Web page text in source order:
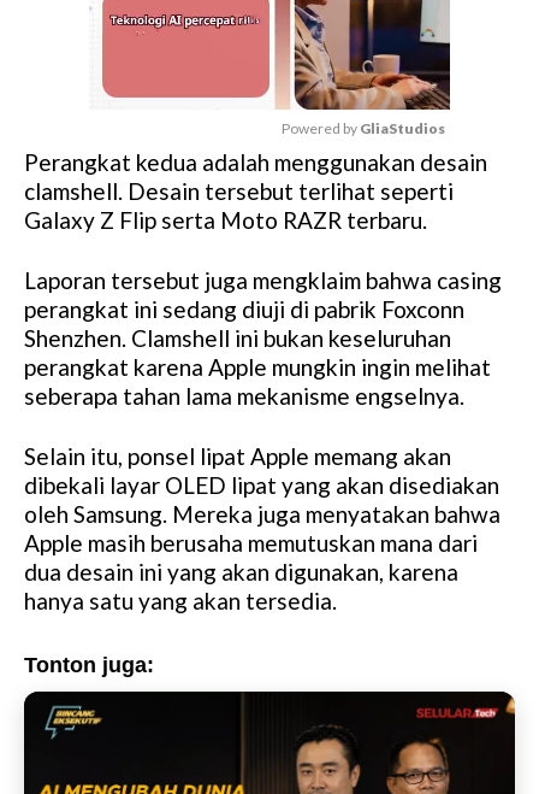
M
u
t
Powered by GliaStudios
Perangkat kedua adalah menggunakan desain
clamshell. Desain tersebut terlihat seperti
Galaxy Z Flip serta Moto RAZR terbaru.
Laporan tersebut juga mengklaim bahwa casing
perangkat ini sedang diuji di pabrik Foxconn
Shenzhen. Clamshell ini bukan keseluruhan
perangkat karena Apple mungkin ingin melihat
seberapa tahan lama mekanisme engselnya.
Selain itu, ponsel lipat Apple memang akan
dibekali layar OLED lipat yang akan disediakan
oleh Samsung. Mereka juga menyatakan bahwa
Apple masih berusaha memutuskan mana dari
dua desain ini yang akan digunakan, karena
hanya satu yang akan tersedia.
Tonton juga: